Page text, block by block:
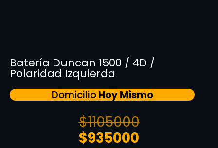
Batería Duncan 1500 / 4D /
Polaridad Izquierda
DomicilioHoy Mismo
$1105000
$935000